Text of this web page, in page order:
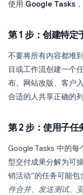
使用 Google Tasks
第 1 步：创建特定
不要将所有内容都堆
目或工作流创建一个
布、 网站改版 、 客户
合适的人共享正确的
第 2 步：使用子任
Google Tasks 中的每
型交付成果分解为可
销活动”的任务可能包
件合并、 发送测试、